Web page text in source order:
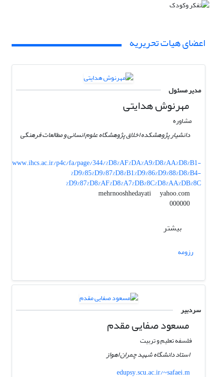
اعضای هیات تحریریه
مدیر مسئول
مهرنوش هدایتی
مشاوره
دانشیار پژوهشکده اخلاق پژوهشگاه علوم انسانی و مطالعات فرهنگی
www.ihcs.ac.ir/p4c/fa/page/344/%D8%AF%DA%A9%D8%AA%D8%B1-
%D9%85%D9%87%D8%B1%D9%86%D9%88%D8%B4-
%D9%87%D8%AF%D8%A7%DB%8C%D8%AA%DB%8C
mehrnooshhedayati
yahoo.com
000000
بیشتر
رزومه
سردبیر
مسعود صفایی مقدم
فلسفه تعلیم و تربیت
استاد دانشگاه شهید چمران اهواز
edupsy.scu.ac.ir/~safaei.m